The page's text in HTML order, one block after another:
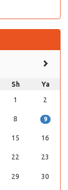
Sh
Ya
1
2
8 9
15 16
22 23
29 30